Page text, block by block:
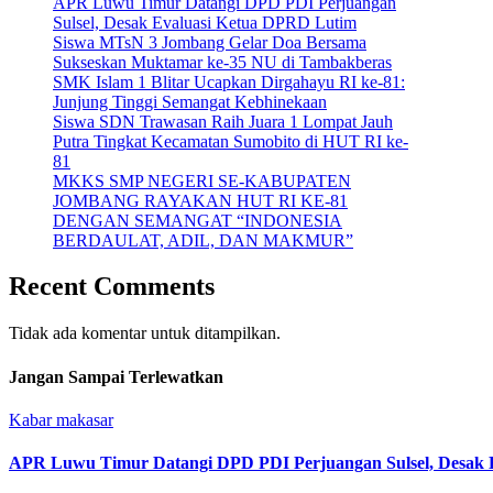
Sulsel, Desak Evaluasi Ketua DPRD Lutim
Siswa MTsN 3 Jombang Gelar Doa Bersama
Sukseskan Muktamar ke-35 NU di Tambakberas
SMK Islam 1 Blitar Ucapkan Dirgahayu RI ke-81:
Junjung Tinggi Semangat Kebhinekaan
Siswa SDN Trawasan Raih Juara 1 Lompat Jauh
Putra Tingkat Kecamatan Sumobito di HUT RI ke-
81
MKKS SMP NEGERI SE-KABUPATEN
JOMBANG RAYAKAN HUT RI KE-81
DENGAN SEMANGAT “INDONESIA
BERDAULAT, ADIL, DAN MAKMUR”
Recent Comments
Tidak ada komentar untuk ditampilkan.
Jangan Sampai Terlewatkan
Kabar makasar
APR Luwu Timur Datangi DPD PDI Perjuangan Sulsel,